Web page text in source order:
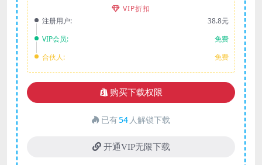
VIP折扣
注册用户:
38.8元
VIP会员:
免费
合伙人:
免费
购买下载权限
已有54 人解锁下载
开通VIP无限下载